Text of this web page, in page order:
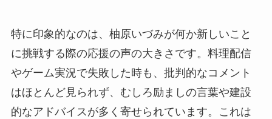
特に印象的なのは、柚原いづみが何か新しいこと
に挑戦する際の応援の声の大きさです。料理配信
やゲーム実況で失敗した時も、批判的なコメント
はほとんど見られず、むしろ励ましの言葉や建設
的なアドバイスが多く寄せられています。これは